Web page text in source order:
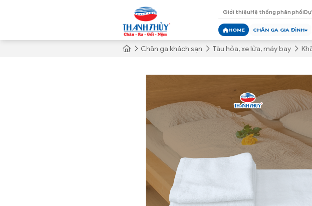
Giới thiệuHệ thống phân phối
HOME CHĂN GA GIA ĐÌNH
Chăn ga khách sạn Tàu hỏa, xe lửa, máy bay